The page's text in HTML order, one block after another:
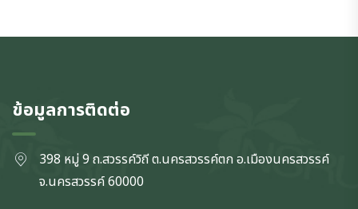
ข้อมูลการติดต่อ
398 หมู่ 9 ถ.สวรรค์วิถี ต.นครสวรรค์ตก อ.เมืองนครสวรรค์
จ.นครสวรรค์60000